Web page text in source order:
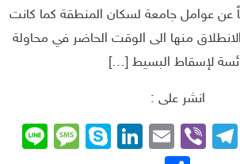
عن عوامل جامعة لسكان المنطقة كما كانت
منها الى الوقت الحاضر في محاولة
لإسقاط البسيط […]
انشر على :
WhatsApp
Telegram
Viber
Email
LinkedIn
Skype